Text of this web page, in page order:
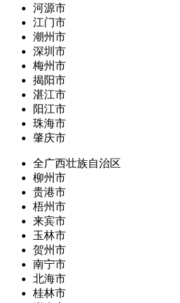
河源市
江门市
潮州市
深圳市
梅州市
揭阳市
湛江市
阳江市
珠海市
肇庆市
全广西壮族自治区
柳州市
贵港市
梧州市
来宾市
玉林市
贺州市
南宁市
北海市
桂林市